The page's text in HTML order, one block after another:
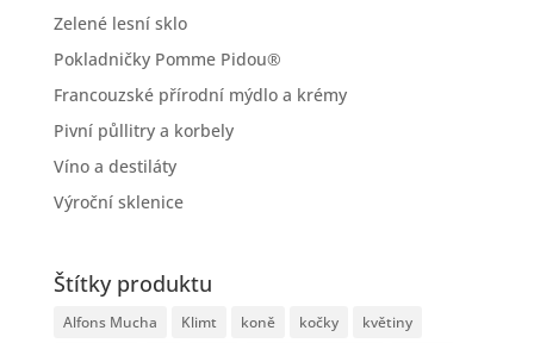
Zelené lesní sklo
Pokladničky Pomme Pidou®
Francouzské přírodní mýdlo a krémy
Pivní půllitry a korbely
Víno a destiláty
Výroční sklenice
Štítky produktu
Alfons Mucha Klimt koně kočky
květiny